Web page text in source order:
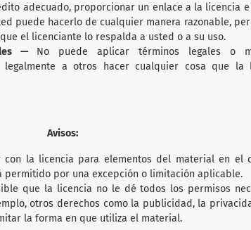
adecuado, proporcionar un enlace a la licencia
puede hacerlo de cualquier manera razonable,
el licenciante lo respalda a usted o a su uso.
— No puede aplicar términos legales o
legalmente a otros hacer cualquier cosa que la
Avisos:
la licencia para elementos del material en el
permitido por una excepción o limitación aplicable.
que la licencia no le dé todos los permisos
otros derechos como la publicidad, la
la forma en que utiliza el material.